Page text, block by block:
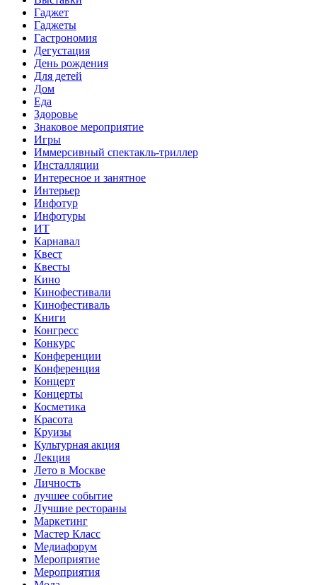
Гаджет
Гаджеты
Гастрономия
Дегустация
День рождения
Для детей
Дом
Еда
Здоровье
Знаковое мероприятие
Игры
Иммерсивный спектакль-триллер
Инсталляции
Интересное и занятное
Интерьер
Инфотур
Инфотуры
ИТ
Карнавал
Квест
Квесты
Кино
Кинофестивали
Кинофестиваль
Книги
Конгресс
Конкурс
Конференции
Конференция
Концерт
Концерты
Косметика
Красота
Круизы
Культурная акция
Лекция
Лето в Москве
Личность
лучшее событие
Лучшие рестораны
Маркетинг
Мастер Класс
Медиафорум
Мероприятие
Мероприятия